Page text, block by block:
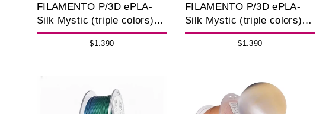
FILAMENTO P/3D ePLA-
Silk Mystic (triple colors)
Gold Red Green1.75MM 1K
$1.390
FILAMENTO P/3D ePLA-
Silk Mystic (triple colors)
Gold, Green, Black1.75MM
$1.390